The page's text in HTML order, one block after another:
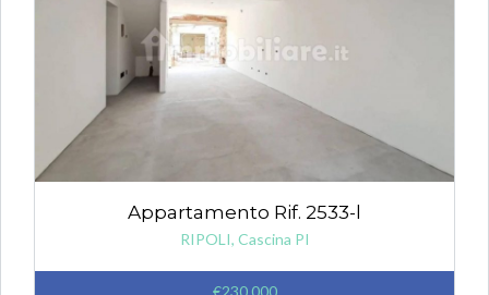
Appartamento Rif. 2533-l
RIPOLI, Cascina PI
€230.000